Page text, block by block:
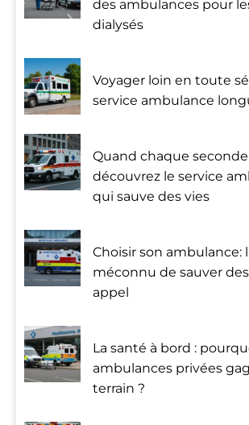
des ambulances pour
dialysés
Voyager loin en toute
service ambulance
Quand chaque
découvrez le service
qui sauve des vies
Choisir son ambulance:
méconnu de sauver
appel
La santé à bord :
ambulances privées
terrain ?